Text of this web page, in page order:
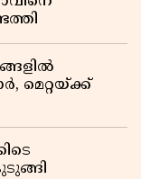
മെറ്റയ്ക്ക്